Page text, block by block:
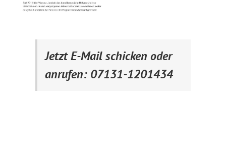
Jetzt E-Mail schicken oder
anrufen: 07131-1201434